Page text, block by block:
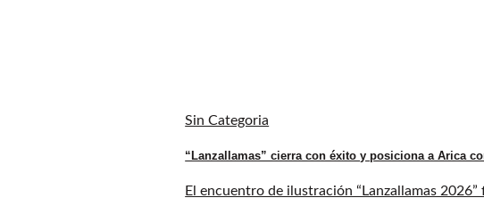
Sin Categoria
“Lanzallamas” cierra con éxito y posiciona a Arica
El encuentro de ilustración “Lanzallamas